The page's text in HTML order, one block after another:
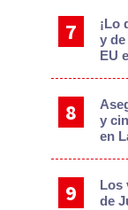
¡Lo
y
EU
y
en
Los
de